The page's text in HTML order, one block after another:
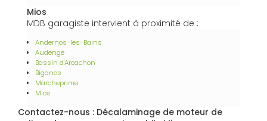
Mios
MDB garagiste intervient à proximité de :
Andernos-les-Bains
Audenge
Bassin d'Arcachon
Biganos
Marcheprime
Mios
Contactez-nous : Décalaminage de moteur de